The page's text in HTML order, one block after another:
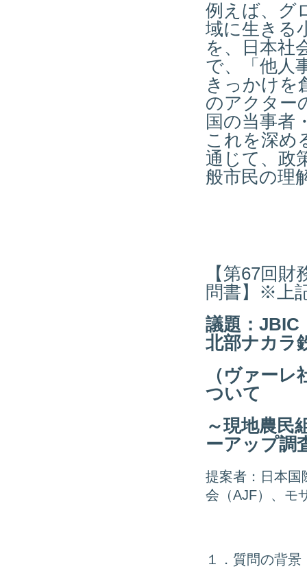
例えば、グ
域に生きる
を、日本社
で、「他人
きっかけを
のアクター
国の当事者
これを深め
通じて、政
般市民の理
【第67回
問書】※上
議題：
北部ナカラ
（ヴァー
ついて
～現地農民
ーアップ調
提案者：日本国
会（AJF）、モ
１．質問の背景